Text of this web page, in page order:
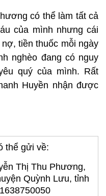
có thể làm tất cả
của mình nhưng cái
tiền thuốc mỗi ngày
nghèo đang có nguy
quý của mình. Rất
Huyền nhận được
thể gửi về:
Thị Thu Phương,
Quỳnh Lưu, tỉnh